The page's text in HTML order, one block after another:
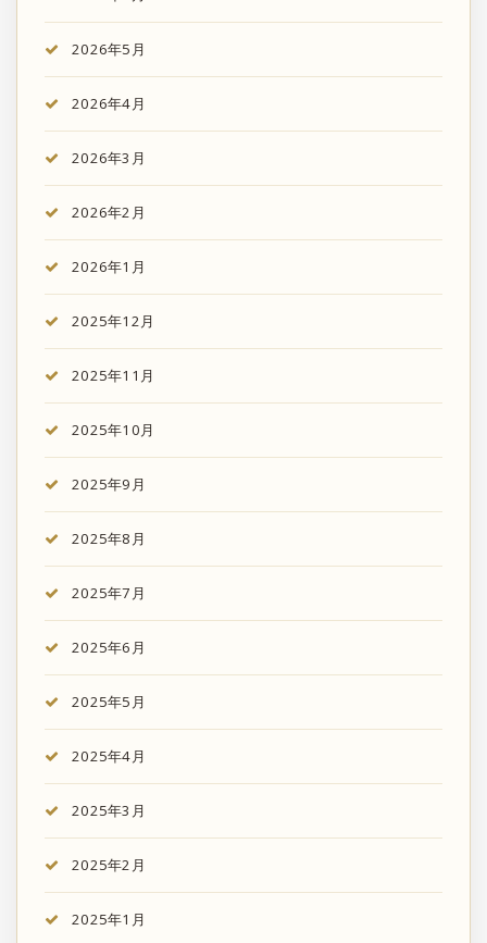
2026年5月
2026年4月
2026年3月
2026年2月
2026年1月
2025年12月
2025年11月
2025年10月
2025年9月
2025年8月
2025年7月
2025年6月
2025年5月
2025年4月
2025年3月
2025年2月
2025年1月